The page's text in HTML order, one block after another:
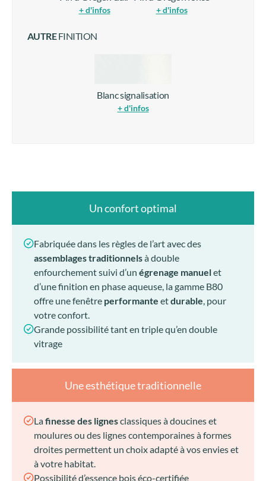
+ d'infos + d'infos
AUTREFINITION
Blanc signalisation
+ d'infos
Un confort optimal
Fabriquée dans les règles de l’art avec des
assemblages traditionnelsà double
enfourchement suivi d’un égrenage manuelet
d’une finition en phase aqueuse, la gamme B80
offre une fenêtre performante etdurable, pour
votre confort.
Grande possibilité tant en triple qu’en double
vitrage
Une esthétique traditionnelle
Lafinesse des lignesclassiques à doucines et
moulures ou des lignes contemporaines à formes
droites permettent un choix adapté à vos envies et
à votre habitat.
Possibilité d’essence bois éco-certifiée